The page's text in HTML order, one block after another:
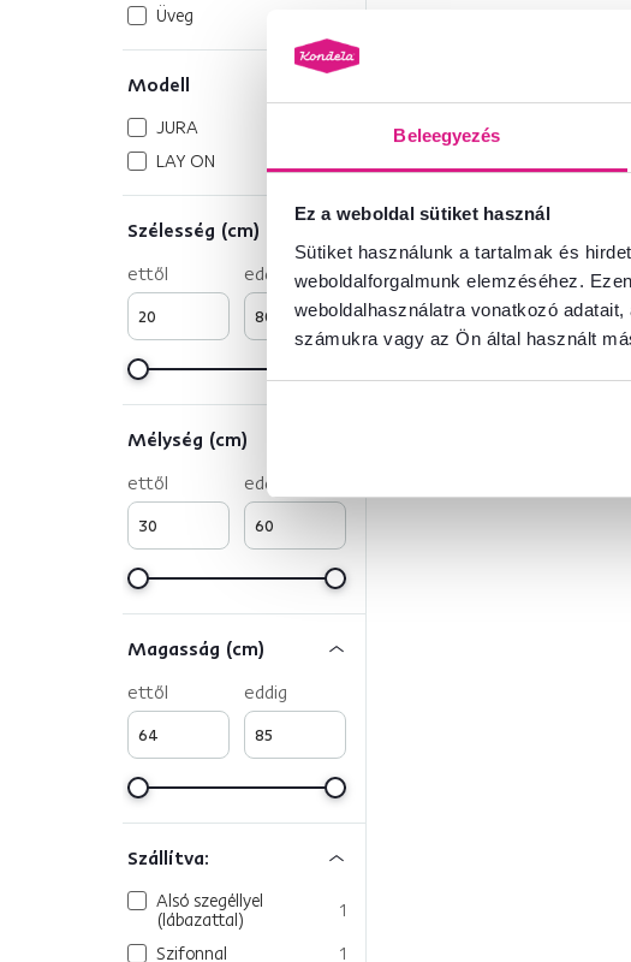
Beleegyezés
Ez a weboldal sütiket használ
Sütiket használunk a tartalmak és
weboldalforgalmunk elemzéséhez.
weboldalhasználatra vonatkozó
számukra vagy az Ön által használt
Üveg
Modell
JURA
LAY ON
Szélesség (cm)
ettől
eddig
Mélység (cm)
ettől
eddig
Magasság (cm)
ettől
eddig
Szállítva:
Alsó szegéllyel
(lábazattal)
1
Szifonnal
1